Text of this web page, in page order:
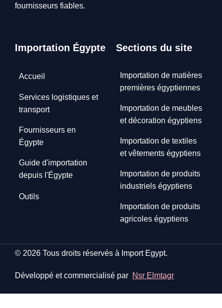
fournisseurs fiables.
Importation Égypte
Accueil
Services logistiques et
transport
Fournisseurs en
Égypte
Guide d'importation
depuis l'Égypte
Outils
Sections du site
Importation de matières
premières égyptiennes
Importation de meubles
et décoration égyptiens
Importation de textiles
et vêtements égyptiens
Importation de produits
industriels égyptiens
Importation de produits
agricoles égyptiens
© 2026 Tous droits réservés à Import Egypt.
Développé et commercialisé par Nsr Elmtagr